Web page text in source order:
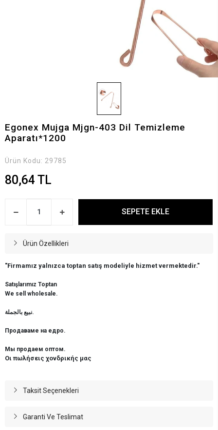
Egonex Mujga Mjgn-403 Dil Temizleme
Aparatı*1200
Ürün Kodu: 29785
80,64 TL
SEPETE EKLE
Ürün Özellikleri
"Firmamız yalnızca toptan satış modeliyle hizmet vermektedir."
Satışlarımız Toptan
We sell wholesale.
نبيع بالجملة.
Продаваме на едро.
Мы продаем оптом.
Οι πωλήσεις χονδρικής μας
Taksit Seçenekleri
Garanti Ve Teslimat